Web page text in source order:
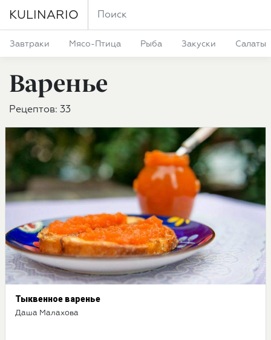
KULINARIO
Завтраки Мясо-Птица Рыба Закуски Салаты
Варенье
Рецептов: 33
Тыквенное варенье
Даша Малахова